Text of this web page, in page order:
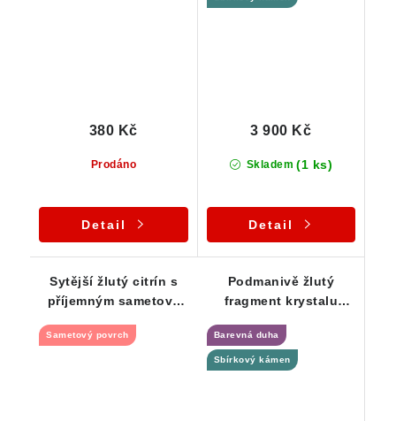
Prodáno
380 Kč
Detail
Skladem (1 ks)
3 900 Kč
Detail
Sytější žlutý citrín s
příjemným sametově
Sametový povrch
Podmanivě žlutý
fragment krystalu
barevnou duhou
Barevná duha
Sbírkový kámen